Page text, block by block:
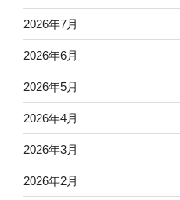
2026年7月
2026年6月
2026年5月
2026年4月
2026年3月
2026年2月